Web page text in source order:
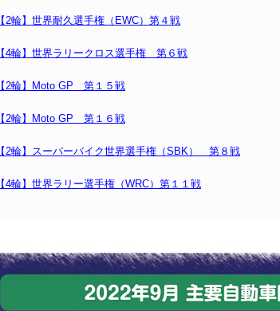
【2輪】世界耐久選手権（EWC）第４戦
【4輪】世界ラリークロス選手権 第６戦
【2輪】Moto GP 第１５戦
【2輪】Moto GP 第１６戦
【2輪】スーパーバイク世界選手権（SBK） 第８戦
【4輪】世界ラリー選手権（WRC）第１１戦